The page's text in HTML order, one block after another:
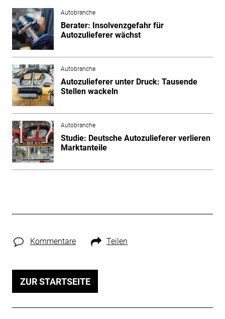
Autobranche
Berater: Insolvenzgefahr für
Autozulieferer wächst
Autobranche
Autozulieferer unter Druck: Tausende
Stellen wackeln
Autobranche
Studie: Deutsche Autozulieferer verlieren
Marktanteile
Kommentare Teilen
ZUR STARTSEITE